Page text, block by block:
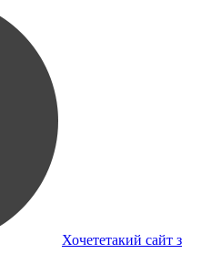
Хочететакий сайт з